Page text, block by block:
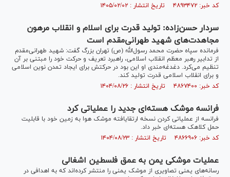
کد خبر: ۴۸۹۳۴۷۲ تاریخ انتشار : ۱۴۰۵/۰۲/۰۲
سردار حسن‌زاده: تولید قدرت برای اسلام و انقلاب مرهون
مجاهدت‌های شهید طهرانی‌مقدم است
فرمانده سپاه حضرت محمد رسول‌الله (ص) تهران بزرگ گفت: شهید طهرانی‌مقدم
از تدابیر رهبر معظم انقلاب اسلامی، راهبرد تعریف و حرکت خود را مبتنی بر آن
تنظیم می‌کرد. دغدغه‌مندی او این بود در حرکتش برای ایجاد تمدن نوین اسلامی
و برای انقلاب اسلامی قدرت تولید کند.
کد خبر: ۴۸۶۷۴۰۰ تاریخ انتشار : ۱۴۰۴/۰۸/۲۶
فرانسه موشک هسته‌ای جدید را عملیاتی کرد
فرانسه از عملیاتی کردن نسخه ارتقایافته موشک هوا به زمین خود با قابلیت
حمل کلاهک هسته‌ای خبر داد.
کد خبر: ۴۸۶۶۹۰۶ تاریخ انتشار : ۱۴۰۴/۰۸/۲۳
عملیات موشکی یمن به عمق فلسطین اشغالی
رسانه‌های یمنی تصاویری از موشک یمنی را منتشر کرده‌اند که به اهدافی در